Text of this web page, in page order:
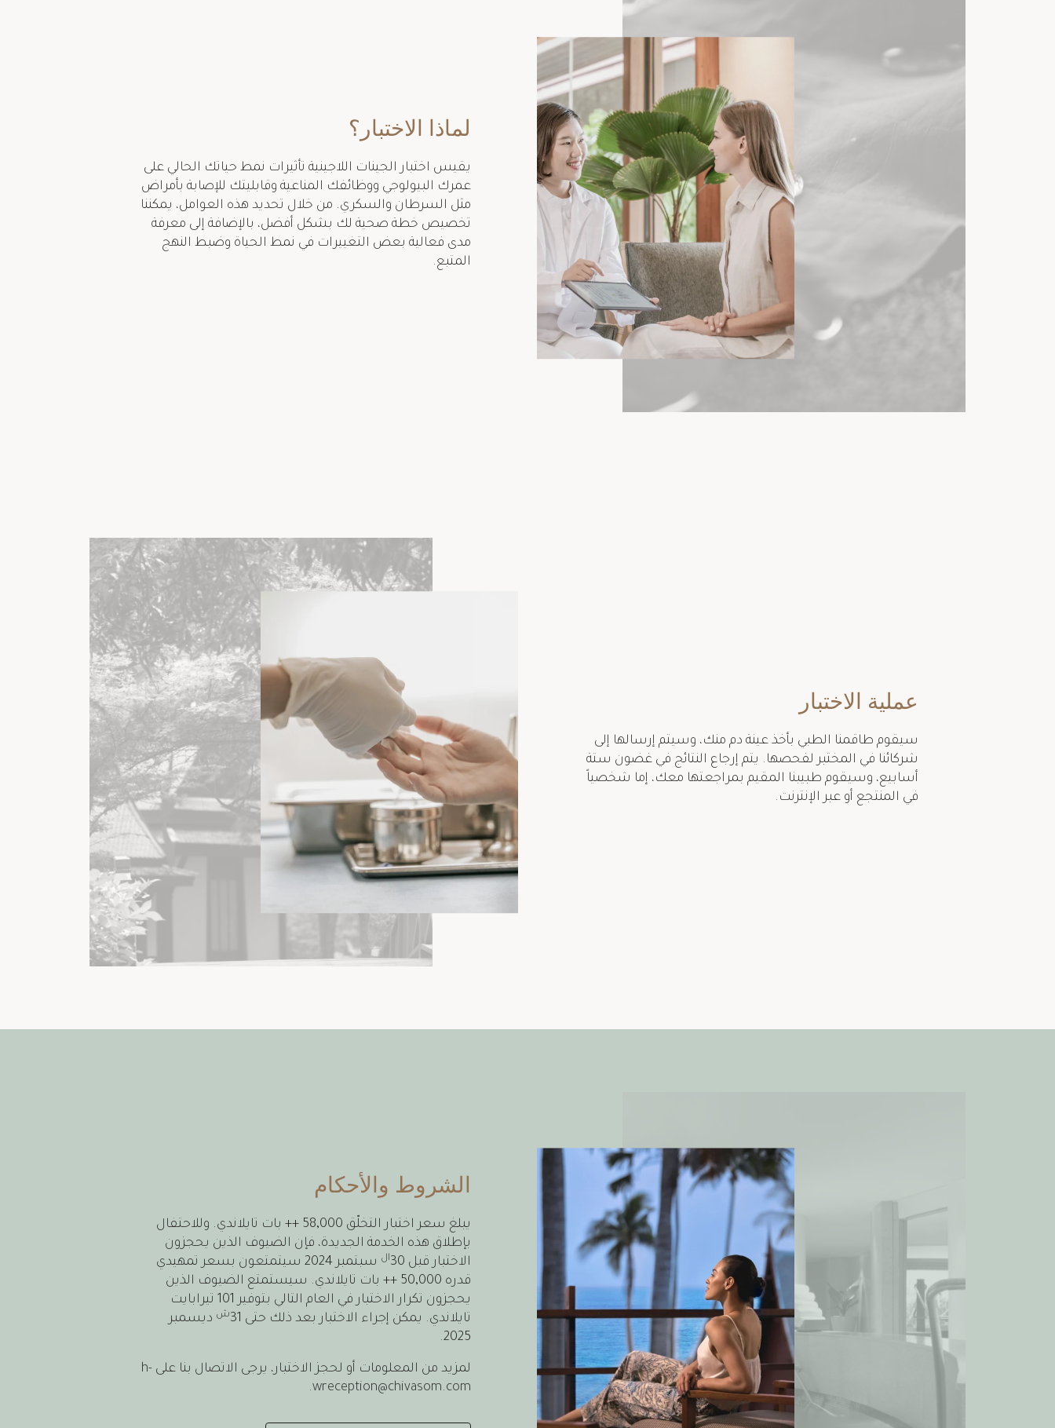
لماذا الاختبار؟
يقيس اختبار الجينات اللاجينية تأثيرات نمط حياتك الحالي على
عمرك البيولوجي ووظائفك المناعية وقابليتك للإصابة بأمراض
مثل السرطان والسكري. من خلال تحديد هذه العوامل، يمكننا
تخصيص خطة صحية لك بشكل أفضل، بالإضافة إلى معرفة
مدى فعالية بعض التغييرات في نمط الحياة وضبط النهج
المتبع.
عملية الاختبار
سيقوم طاقمنا الطبي بأخذ عينة دم منك، وسيتم إرسالها إلى
شركائنا في المختبر لفحصها. يتم إرجاع النتائج في غضون ستة
أسابيع، وسيقوم طبيبنا المقيم بمراجعتها معك، إما شخصياً
في المنتجع أو عبر الإنترنت.
الشروط والأحكام
يبلغ سعر اختبار التخلّق 58,000 ++ بات تايلاندي. وللاحتفال
بإطلاق هذه الخدمة الجديدة، فإن الضيوف الذين يحجزون
الاختبار قبل 30
ال
سبتمبر 2024 سيتمتعون بسعر تمهيدي
قدره 50,000 ++ بات تايلاندي. سيستمتع الضيوف الذين
يحجزون تكرار الاختبار في العام التالي بتوفير 101 تيرابايت
تايلاندي. يمكن إجراء الاختبار بعد ذلك حتى 31
ش ديسمبر
2025.
لمزيد من المعلومات أو لحجز الاختبار، يرجى الاتصال بنا على h-
wreception@chivasom.com
.